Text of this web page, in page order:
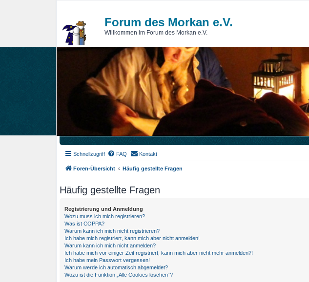
Forum des Morkan e.V.
Willkommen im Forum des Morkan e.V.
Schnellzugriff FAQ Kontakt
Foren-Übersicht Häufig gestellte Fragen
Häufig gestellte Fragen
Registrierung und Anmeldung
Wozu muss ich mich registrieren?
Was ist COPPA?
Warum kann ich mich nicht registrieren?
Ich habe mich registriert, kann mich aber nicht anmelden!
Warum kann ich mich nicht anmelden?
Ich habe mich vor einiger Zeit registriert, kann mich aber nicht mehr anmelden?!
Ich habe mein Passwort vergessen!
Warum werde ich automatisch abgemeldet?
Wozu ist die Funktion „Alle Cookies löschen“?